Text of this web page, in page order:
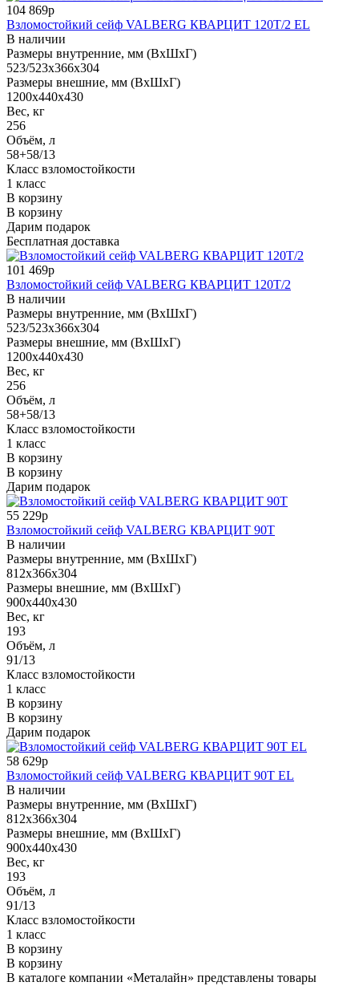
104 869р
Взломостойкий сейф VALBERG КВАРЦИТ 120Т/2 EL
В наличии
Размеры внутренние, мм (ВхШхГ)
523/523x366x304
Размеры внешние, мм (ВхШхГ)
1200x440x430
Вес, кг
256
Объём, л
58+58/13
Класс взломостойкости
1 класс
В корзину
В корзину
Дарим подарок
Бесплатная доставка
101 469р
Взломостойкий сейф VALBERG КВАРЦИТ 120Т/2
В наличии
Размеры внутренние, мм (ВхШхГ)
523/523x366x304
Размеры внешние, мм (ВхШхГ)
1200x440x430
Вес, кг
256
Объём, л
58+58/13
Класс взломостойкости
1 класс
В корзину
В корзину
Дарим подарок
55 229р
Взломостойкий сейф VALBERG КВАРЦИТ 90Т
В наличии
Размеры внутренние, мм (ВхШхГ)
812x366x304
Размеры внешние, мм (ВхШхГ)
900x440x430
Вес, кг
193
Объём, л
91/13
Класс взломостойкости
1 класс
В корзину
В корзину
Дарим подарок
58 629р
Взломостойкий сейф VALBERG КВАРЦИТ 90Т EL
В наличии
Размеры внутренние, мм (ВхШхГ)
812x366x304
Размеры внешние, мм (ВхШхГ)
900x440x430
Вес, кг
193
Объём, л
91/13
Класс взломостойкости
1 класс
В корзину
В корзину
В каталоге компании «Металайн» представлены товары